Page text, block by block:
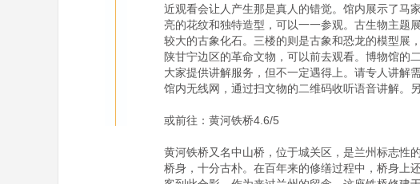
近观看会让人产生那是真人的错觉。馆内展示了马
亮的花纹和独特造型，可以一一参观。古生物主题
较大的古象化石。三楼的则是古象和恐龙的模型展
陕甘宁边区的革命文物，可以前去观看。博物馆的
大家提供讲解服务，但不一定遇得上。请专人讲解
馆内无线网，通过扫文物的二维码收听语音讲解。
或前往：黄河铁桥4.6/5
黄河铁桥又名中山桥，位于城关区，是兰州标志性
桥身，十分古朴。在百年来的修缮过程中，桥身上